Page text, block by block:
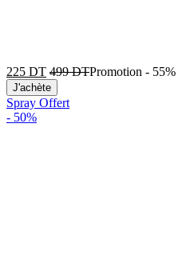
225 DT 499DTPromotion - 55%
J'achète
Spray Offert
- 50%